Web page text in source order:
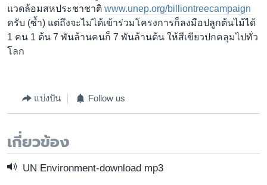
แวดล้อมสหประชาชาติ www.unep.org/billiontreecampaign
ครับ (ซ้ำ) แต่ถึงจะไม่ได้เข้าร่วมโครงการก็ลงมือปลูกต้นไม้ได้
1 คน 1 ต้น 7 พันล้านคนก็ 7 พันล้านต้น ให้สีเขียวปกคลุมไปทั่ว
โลก
แบ่งปัน Follow us
เกี่ยวข้อง
UN Environment-download mp3